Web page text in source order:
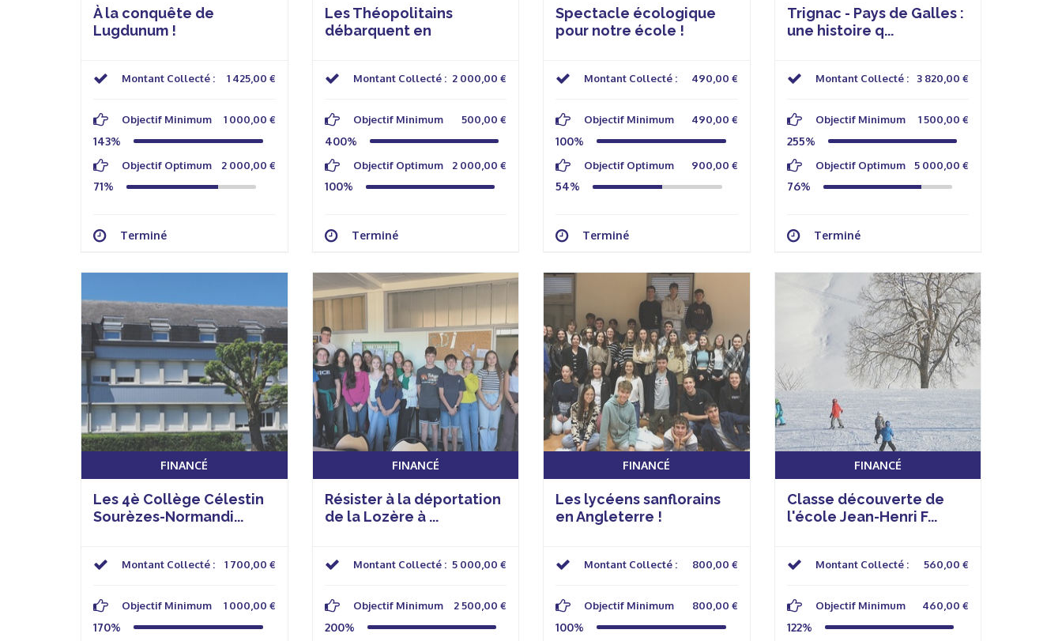
À la conquête de
Lugdunum !
Montant Collecté : 1 425,00 €
Objectif Minimum 1 000,00 €
143%
Objectif Optimum 2 000,00 €
71%
Terminé
Les Théopolitains
débarquent en
Montant Collecté : 2 000,00 €
Objectif Minimum 500,00 €
400%
Objectif Optimum 2 000,00 €
100%
Terminé
Spectacle écologique
pour notre école !
Montant Collecté : 490,00 €
Objectif Minimum 490,00 €
100%
Objectif Optimum 900,00 €
54%
Terminé
Trignac - Pays de Galles :
une histoire q...
Montant Collecté : 3 820,00 €
Objectif Minimum 1 500,00 €
255%
Objectif Optimum 5 000,00 €
76%
Terminé
FINANCÉ
Les 4è Collège Célestin
Sourèzes-Normandi...
Montant Collecté : 1 700,00 €
Objectif Minimum 1 000,00 €
170%
FINANCÉ
Résister à la déportation
de la Lozère à ...
Montant Collecté : 5 000,00 €
Objectif Minimum 2 500,00 €
200%
FINANCÉ
Les lycéens sanflorains
en Angleterre !
Montant Collecté : 800,00 €
Objectif Minimum 800,00 €
100%
FINANCÉ
Classe découverte de
l'école Jean-Henri F...
Montant Collecté : 560,00 €
Objectif Minimum 460,00 €
122%